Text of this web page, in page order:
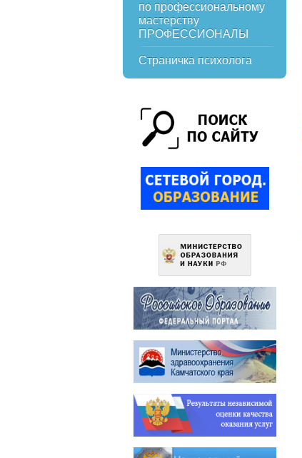
по профессиональному
мастерству
ПРОФЕССИОНАЛЫ
Страничка психолога